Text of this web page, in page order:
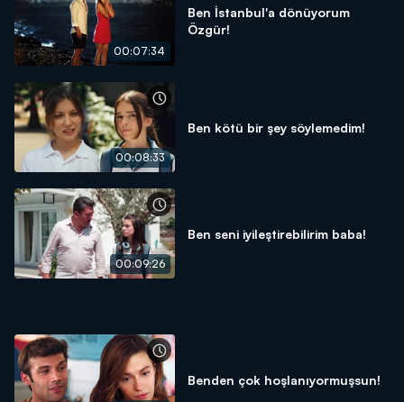
00:07:34
Ben İstanbul'a dönüyorum
Özgür!
00:08:33
Ben kötü bir şey söylemedim!
00:09:26
Ben seni iyileştirebilirim baba!
Benden çok hoşlanıyormuşsun!